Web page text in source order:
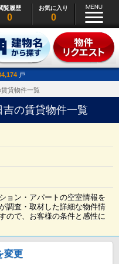
覧履歴
0
お気に入り
0
戸
貸物件一覧
の賃貸物件一覧
ョン・アパートの空室情報を
調査・取材した詳細な物件情
ので、お客様の条件と感性に
変更